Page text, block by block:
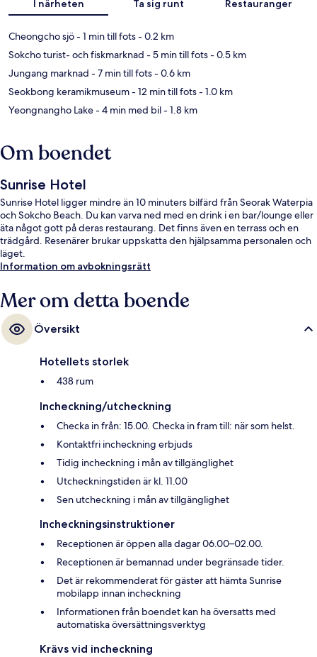
I närheten Ta sig runt Restauranger
Cheongcho sjö- 1 min till fots- 0.2 km
Sokcho turist- och fiskmarknad - 5 min till fots- 0.5 km
Jungang marknad - 7 min till fots- 0.6 km
Seokbong keramikmuseum- 12 min till fots- 1.0 km
Yeongnangho Lake- 4 min med bil- 1.8 km
Om boendet
Sunrise Hotel
Sunrise Hotel ligger mindre än 10 minuters bilfärd från Seorak Waterpia
och Sokcho Beach. Du kan varva ned med en drink i en bar/lounge eller
äta något gott på deras restaurang. Det finns även en terrass och en
trädgård. Resenärer brukar uppskatta den hjälpsamma personalen och
läget.
Information om avbokningsrätt
Mer om detta boende
Översikt
Hotellets storlek
438 rum
Incheckning/utcheckning
Checka in från: 15.00. Checka in fram till: när som helst.
Kontaktfri incheckning erbjuds
Tidig incheckning i mån av tillgänglighet
Utcheckningstiden är kl. 11.00
Sen utcheckning i mån av tillgänglighet
Incheckningsinstruktioner
Receptionen är öppen alla dagar 06.00–02.00.
Receptionen är bemannad under begränsade tider.
Det är rekommenderat för gäster att hämta Sunrise
mobilapp innan incheckning
Informationen från boendet kan ha översatts med
automatiska översättningsverktyg
Krävs vid incheckning